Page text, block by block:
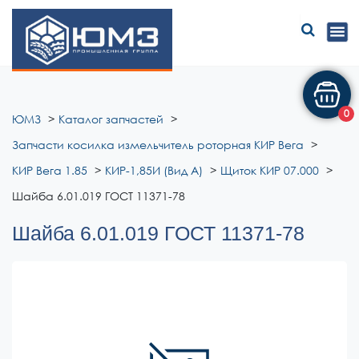
ЮМЗ
ЮМЗ
Каталог запчастей
Запчасти косилка измельчитель роторная КИР Вега
КИР Вега 1.85
КИР-1,85И (Вид А)
Щиток КИР 07.000
Шайба 6.01.019 ГОСТ 11371-78
Шайба 6.01.019 ГОСТ 11371-78
0